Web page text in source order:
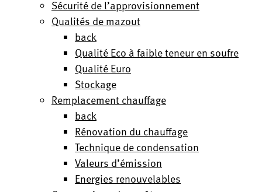
Sécurité de l’approvisionnement
Qualités de mazout
back
Qualité Eco à faible teneur en soufre
Qualité Euro
Stockage
Remplacement chauffage
back
Rénovation du chauffage
Technique de condensation
Valeurs d’émission
Energies renouvelables